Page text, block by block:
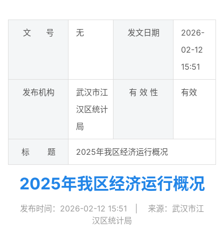
文 号 无 发文日期
2026-
02-12
15:51
发布机构
武汉市江
汉区统计
局
有 效 性 有效
标 题 2025年我区经济运行概况
2025年我区经济运行概况
发布时间：2026-02-12 15:51
来源：武汉市江
汉区统计局